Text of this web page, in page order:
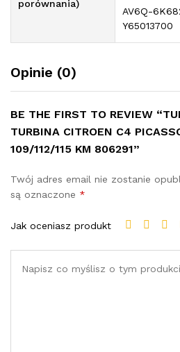
porównania)
AV6Q-
Y65013700
Opinie (0)
BE THE FIRST TO REVIEW
TURBINA CITROEN C4
109/112/115 KM 806291”
Twój adres email nie zostanie
są oznaczone *
Jak oceniasz produkt